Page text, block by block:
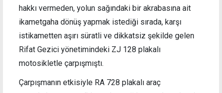
hakkı vermeden, yolun sağındaki bir akrabasına ait
ikametgaha dönüş yapmak istediği sırada, karşı
istikametten aşırı süratli ve dikkatsiz şekilde gelen
Rifat Gezici yönetimindeki ZJ 128 plakalı
motosikletle çarpışmıştı.
Çarpışmanın etkisiyle RA 728 plakalı araç